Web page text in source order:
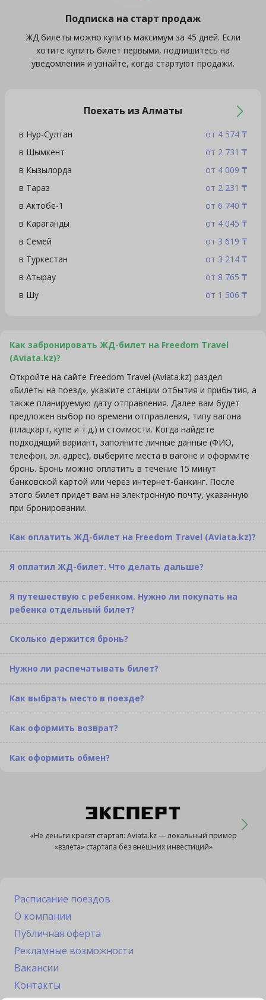
Подписка на старт продаж
ЖД билеты можно купить максимум за 45 дней. Если
хотите купить билет первыми, подпишитесь на
уведомления и узнайте, когда стартуют продажи.
Поехать из Алматы
в Нур-Султан
от 4 574 ₸
в Шымкент
от 2 731 ₸
в Кызылорда
от 4 009 ₸
в Тараз
от 2 231 ₸
в Актобе-1
от 6 740 ₸
в Караганды
от 4 045 ₸
в Семей
от 3 619 ₸
в Туркестан
от 3 214 ₸
в Атырау
от 8 765 ₸
в Шу
от 1 506 ₸
Как забронировать ЖД-билет на Freedom Travel
(Aviata.kz)?
Откройте на сайте Freedom Travel (Aviata.kz) раздел
«Билеты на поезд», укажите станции отбытия и прибытия, а
также планируемую дату отправления. Далее вам будет
предложен выбор по времени отправления, типу вагона
(плацкарт, купе и т.д.) и стоимости. Когда найдете
подходящий вариант, заполните личные данные (ФИО,
телефон, эл. адрес), выберите места в вагоне и оформите
бронь. Бронь можно оплатить в течение 15 минут
банковской картой или через интернет-банкинг. После
этого билет придет вам на электронную почту, указанную
при бронировании.
Как оплатить ЖД-билет на Freedom Travel (Aviata.kz)?
Я оплатил ЖД-билет. Что делать дальше?
Я путешествую с ребенком. Нужно ли покупать на
ребенка отдельный билет?
Сколько держится бронь?
Нужно ли распечатывать билет?
Как выбрать место в поезде?
Как оформить возврат?
Как оформить обмен?
«Не деньги красят стартап: Aviata.kz — локальный пример
«взлета» стартапа без внешних инвестиций»
Расписание поездов
О компании
Публичная оферта
Рекламные возможности
Вакансии
Контакты